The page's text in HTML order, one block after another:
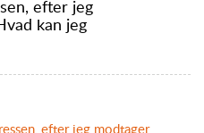
efter jeg
kan jeg
efter jeg modtager